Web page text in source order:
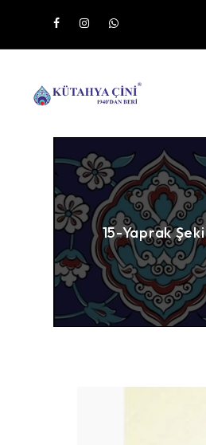
15-Yaprak